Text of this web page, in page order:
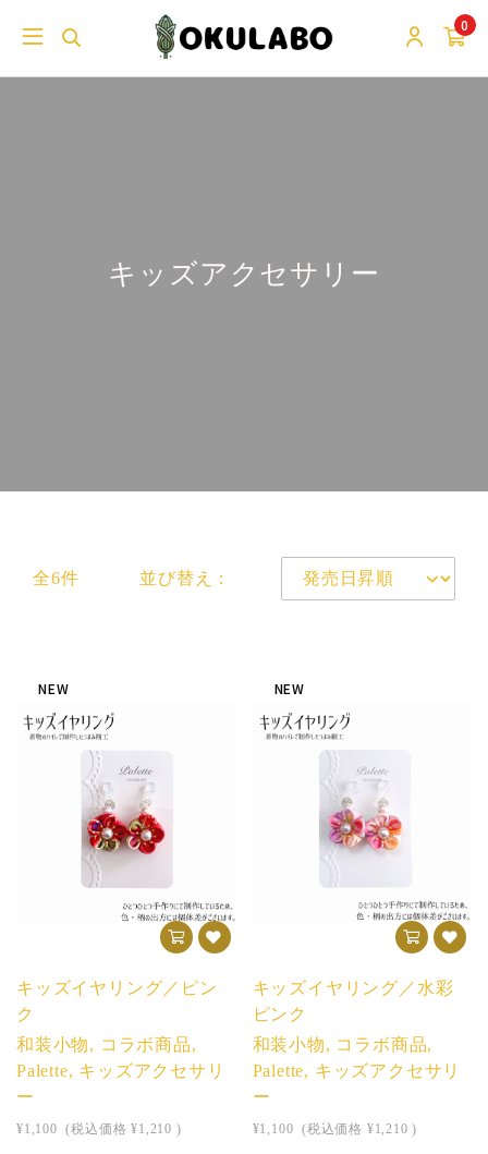
0
キッズアクセサリー
全6件 並び替え：
NEW
キッズイヤリング／ピン
ク
和装小物, コラボ商品,
Palette, キッズアクセサリ
ー
¥1,100 (税込価格 ¥1,210 )
NEW
キッズイヤリング／水彩
ピンク
和装小物, コラボ商品,
Palette, キッズアクセサリ
ー
¥1,100 (税込価格 ¥1,210 )